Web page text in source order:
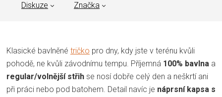
Diskuze Značka
Klasické bavlněné tričko pro dny, kdy jste v terénu kvůli
pohodě, ne kvůli závodnímu tempu. Příjemná 100% bavlna a
regular/volnější střih se nosí dobře celý den a neškrtí ani
při práci nebo pod batohem. Detail navíc je náprsní kapsa s